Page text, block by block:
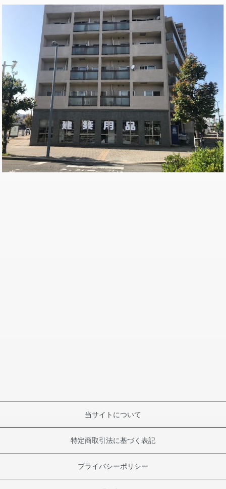
当サイトについて
特定商取引法に基づく表記
プライバシーポリシー